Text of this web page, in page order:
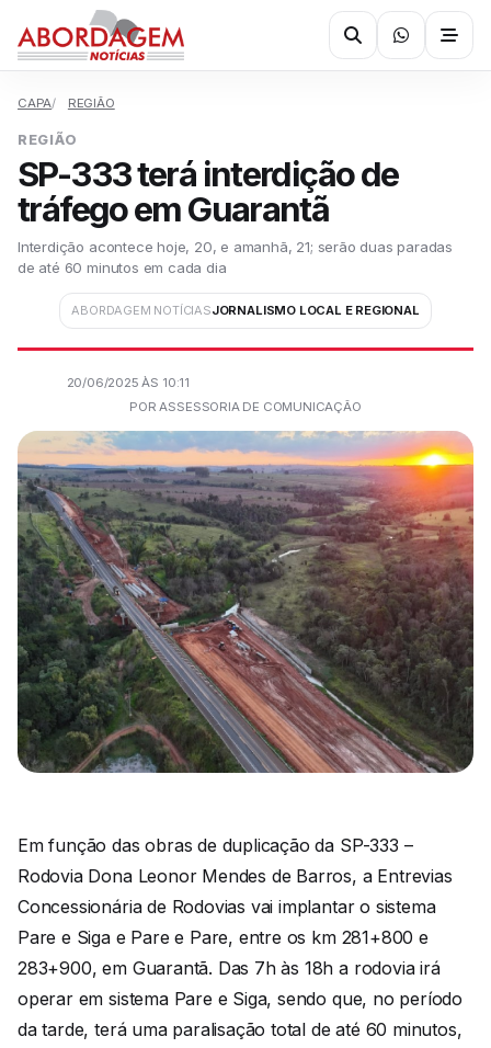
CAPA REGIÃO
REGIÃO
SP-333 terá interdição de
tráfego em Guarantã
Interdição acontece hoje, 20, e amanhã, 21; serão duas paradas
de até 60 minutos em cada dia
ABORDAGEM NOTÍCIASJORNALISMO LOCAL E REGIONAL
20/06/2025 ÀS 10:11
POR ASSESSORIA DE COMUNICAÇÃO
Em função das obras de duplicação da SP-333 –
Rodovia Dona Leonor Mendes de Barros, a Entrevias
Concessionária de Rodovias vai implantar o sistema
Pare e Siga e Pare e Pare, entre os km 281+800 e
283+900, em Guarantã. Das 7h às 18h a rodovia irá
operar em sistema Pare e Siga, sendo que, no período
da tarde, terá uma paralisação total de até 60 minutos,